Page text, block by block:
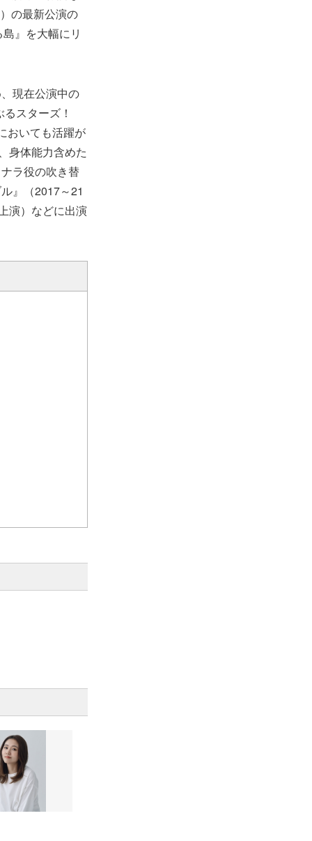
の最新公演の
』を大幅にリ
現在公演中の
スターズ！
おいても活躍が
身体能力含めた
ラ役の吹き替
』（2017～21
演）などに出演